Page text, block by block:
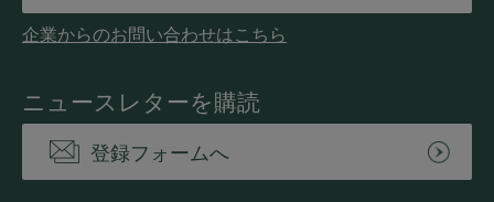
企業からのお問い合わせはこちら
ニュースレターを購読
登録フォームへ